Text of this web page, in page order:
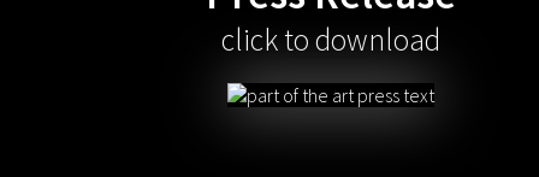
click to download